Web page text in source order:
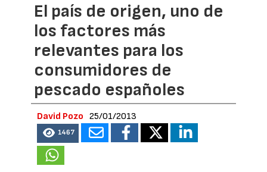
El país de origen, uno de
los factores más
relevantes para los
consumidores de
pescado españoles
David Pozo 25/01/2013
1467